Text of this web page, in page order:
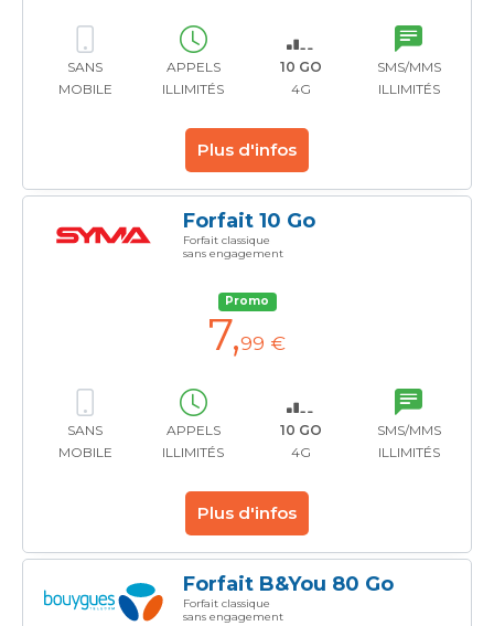
SANS
MOBILE
APPELS
ILLIMITÉS
10 GO
4G
SMS/MMS
ILLIMITÉS
Plus d'infos
Forfait 10 Go
Forfait classique
sans engagement
Promo
7,99 €
SANS
MOBILE
APPELS
ILLIMITÉS
10 GO
4G
SMS/MMS
ILLIMITÉS
Plus d'infos
Forfait B&You 80 Go
Forfait classique
sans engagement